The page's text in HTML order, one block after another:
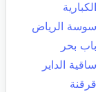
الكبارية
سوسة الرياض
باب بحر
ساقية الداير
قرقنة